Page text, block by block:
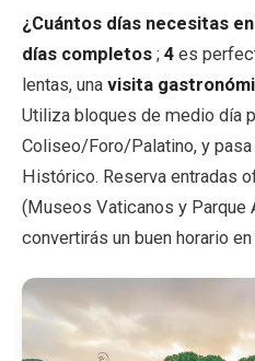
¿Cuántos días necesitas
días completos ; 4 es
lentas, una visita
Utiliza bloques de medio día
Coliseo/Foro/Palatino, y
Histórico. Reserva entradas
(Museos Vaticanos y Parque
convertirás un buen horario en